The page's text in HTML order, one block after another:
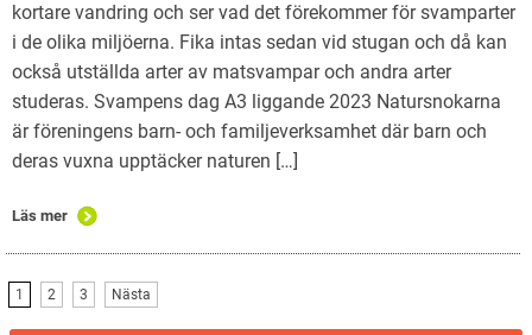
kortare vandring och ser vad det förekommer för svamparter
i de olika miljöerna. Fika intas sedan vid stugan och då kan
också utställda arter av matsvampar och andra arter
studeras. Svampens dag A3 liggande 2023 Natursnokarna
är föreningens barn- och familjeverksamhet där barn och
deras vuxna upptäcker naturen […]
Läs mer
1 2 3 Nästa